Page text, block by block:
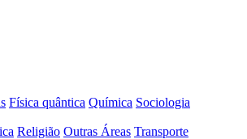
Física quântica Química Sociologia
Religião Outras Áreas Transporte